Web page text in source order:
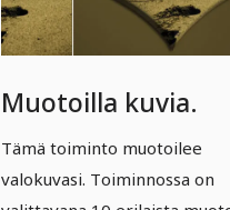
Muotoilla kuvia.
Tämä toiminto muotoilee
valokuvasi. Toiminnossa on